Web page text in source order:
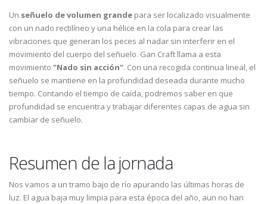
Un señuelo de volumen grande para ser localizado visualmente
con un nado rectilíneo y una hélice en la cola para crear las
vibraciones que generan los peces al nadar sin interferir en el
movimiento del cuerpo del señuelo. Gan Craft llama a esta
movimiento "Nado sin acción". Con una recogida continua lineal, el
señuelo se mantiene en la profundidad deseada durante mucho
tiempo. Contando el tiempo de caída, podremos saber en que
profundidad se encuentra y trabajar diferentes capas de agua sin
cambiar de señuelo.
Resumen de la jornada
Nos vamos a un tramo bajo de río apurando las últimas horas de
luz. El agua baja muy limpia para esta época del año, aun no han